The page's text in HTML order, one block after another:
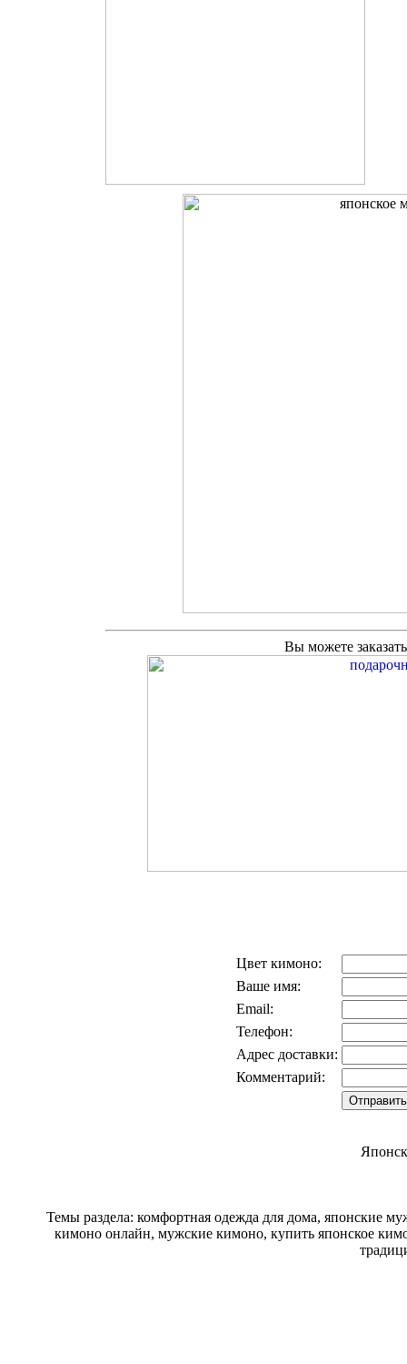
Вы можете
Цвет кимоно:
Ваше имя:
Email:
Телефон:
Адрес доставки:
Комментарий:
Темы раздела: комфортная одежда для дома, японские
кимоно онлайн, мужские кимоно, купить японское